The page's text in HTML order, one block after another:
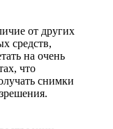
от других
средств,
на очень
что
снимки